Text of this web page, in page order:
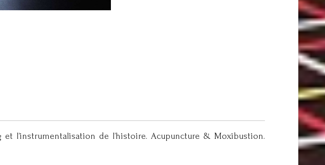
et l’instrumentalisation de l’histoire. Acupuncture & Moxibustion.